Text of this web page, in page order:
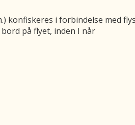
konfiskeres i forbindelse med
på flyet, inden I når